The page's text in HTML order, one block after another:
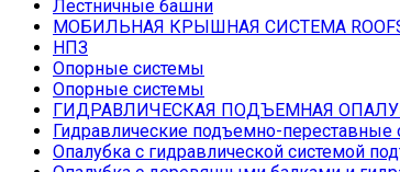
Лестничные башни
МОБИЛЬНАЯ КРЫШНАЯ СИСТЕМА
НПЗ
Опорные системы
Опорные системы
ГИДРАВЛИЧЕСКАЯ ПОДЪЕМНАЯ
Гидравлические подъемно-
Опалубка с гидравлической системой